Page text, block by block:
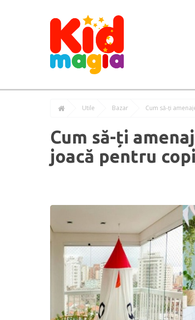
Utile Bazar Cum să-ți
Cum să-ți
joacă pentru